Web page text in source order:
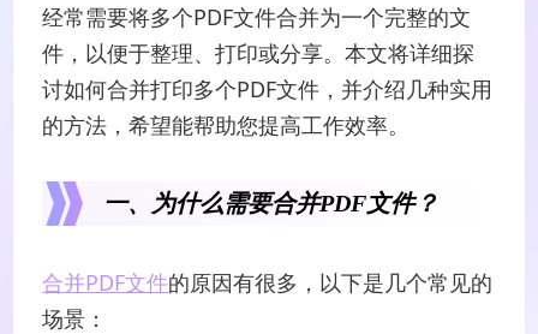
经常需要将多个PDF文件合并为一个完整的文
件，以便于整理、打印或分享。本文将详细探
讨如何合并打印多个PDF文件，并介绍几种实用
的方法，希望能帮助您提高工作效率。
一、为什么需要合并PDF文件？
合并PDF文件的原因有很多，以下是几个常见的
场景：